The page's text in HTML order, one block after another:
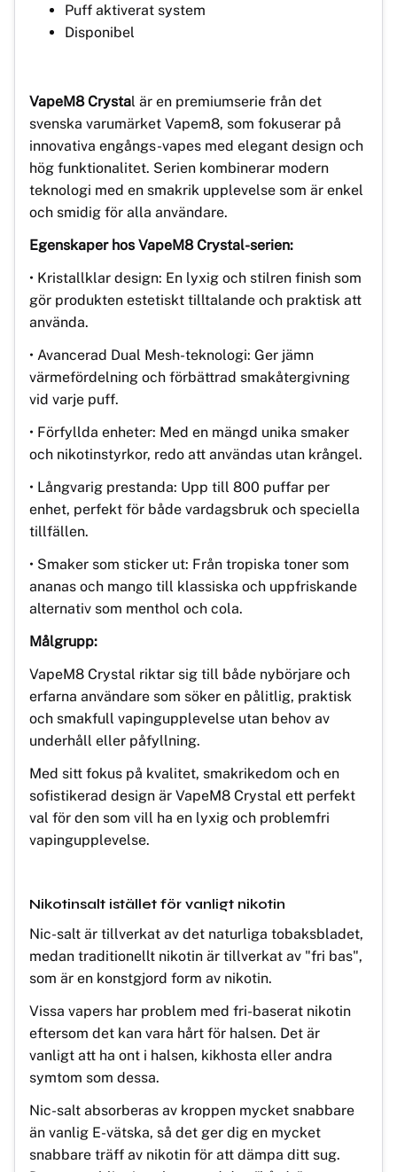
Puff aktiverat system
Disponibel
VapeM8 Crystal är en premiumserie från det
svenska varumärket Vapem8, som fokuserar på
innovativa engångs-vapes med elegant design och
hög funktionalitet. Serien kombinerar modern
teknologi med en smakrik upplevelse som är enkel
och smidig för alla användare.
Egenskaper hos VapeM8 Crystal-serien:
• Kristallklar design: En lyxig och stilren finish som
gör produkten estetiskt tilltalande och praktisk att
använda.
• Avancerad Dual Mesh-teknologi: Ger jämn
värmefördelning och förbättrad smakåtergivning
vid varje puff.
• Förfyllda enheter: Med en mängd unika smaker
och nikotinstyrkor, redo att användas utan krångel.
• Långvarig prestanda: Upp till 800 puffar per
enhet, perfekt för både vardagsbruk och speciella
tillfällen.
• Smaker som sticker ut: Från tropiska toner som
ananas och mango till klassiska och uppfriskande
alternativ som menthol och cola.
Målgrupp:
VapeM8 Crystal riktar sig till både nybörjare och
erfarna användare som söker en pålitlig, praktisk
och smakfull vapingupplevelse utan behov av
underhåll eller påfyllning.
Med sitt fokus på kvalitet, smakrikedom och en
sofistikerad design är VapeM8 Crystal ett perfekt
val för den som vill ha en lyxig och problemfri
vapingupplevelse.
Nikotinsalt istället för vanligt nikotin
Nic-salt är tillverkat av det naturliga tobaksbladet,
medan traditionellt nikotin är tillverkat av "fri bas",
som är en konstgjord form av nikotin.
Vissa vapers har problem med fri-baserat nikotin
eftersom det kan vara hårt för halsen. Det är
vanligt att ha ont i halsen, kikhosta eller andra
symtom som dessa.
Nic-salt absorberas av kroppen mycket snabbare
än vanlig E-vätska, så det ger dig en mycket
snabbare träff av nikotin för att dämpa ditt sug.